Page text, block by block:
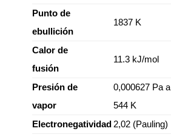
Punto de
ebullición
1837 K
Calor de
fusión
11.3 kJ/mol
Presión de
vapor
0,000627 Pa a
544 K
Electronegatividad 2,02 (Pauling)